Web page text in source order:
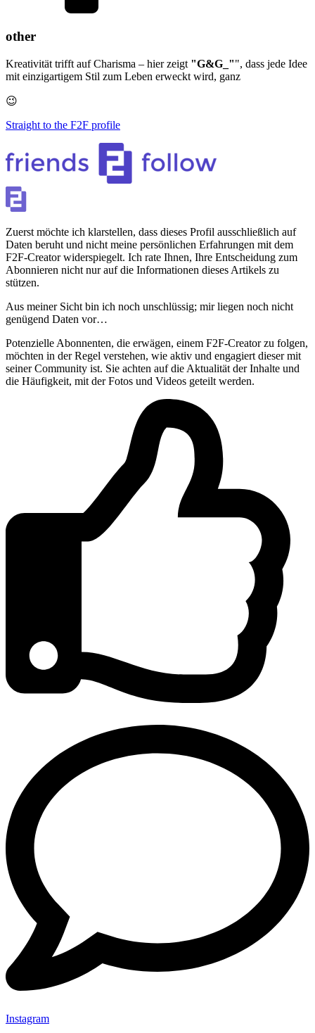
other
Kreativität trifft auf Charisma – hier zeigt "G&G_"", dass jede Idee
mit einzigartigem Stil zum Leben erweckt wird, ganz
😉
Straight to the F2F profile
Zuerst möchte ich klarstellen, dass dieses Profil ausschließlich auf
Daten beruht und nicht meine persönlichen Erfahrungen mit dem
F2F-Creator widerspiegelt. Ich rate Ihnen, Ihre Entscheidung zum
Abonnieren nicht nur auf die Informationen dieses Artikels zu
stützen.
Aus meiner Sicht bin ich noch unschlüssig; mir liegen noch nicht
genügend Daten vor…
Potenzielle Abonnenten, die erwägen, einem F2F-Creator zu folgen,
möchten in der Regel verstehen, wie aktiv und engagiert dieser mit
seiner Community ist. Sie achten auf die Aktualität der Inhalte und
die Häufigkeit, mit der Fotos und Videos geteilt werden.
Instagram